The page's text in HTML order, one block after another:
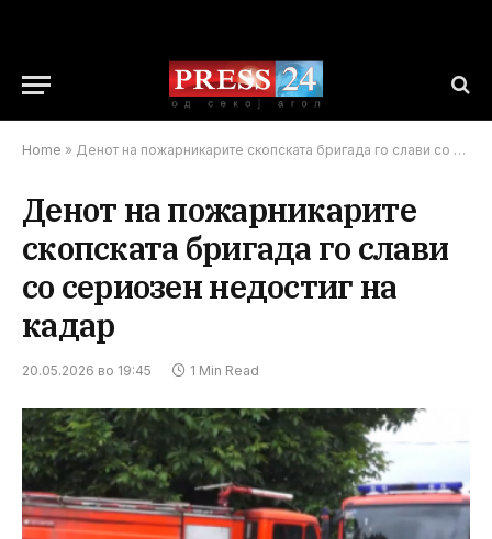
Home » Денот на пожарникарите скопската бригада го слави со сериозен недостиг на кадар
Денот на пожарникарите
скопската бригада го слави
со сериозен недостиг на
кадар
20.05.2026 во 19:45 1 Min Read